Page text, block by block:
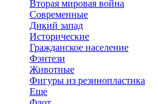
Вторая мировая война
Современные
Дикий запад
Исторические
Гражданское население
Фэнтези
Животные
Фигуры из резинопластика
Еще